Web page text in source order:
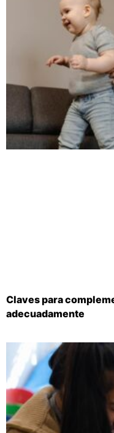
Claves para
adecuadamente